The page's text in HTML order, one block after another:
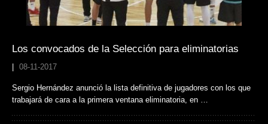
Los convocados de la Selección para eliminatorias
08-11-2017
Sergio Hernández anunció la lista definitiva de jugadores con los que
trabajará de cara a la primera ventana eliminatoria, en …